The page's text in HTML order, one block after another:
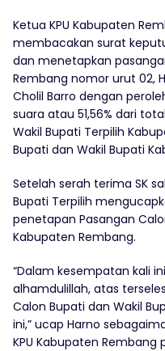
Ketua KPU Kabupaten
membacakan surat
dan menetapkan
Rembang nomor urut 02,
Cholil Barro dengan
suara atau 51,56% dari
Wakil Bupati Terpilih
Bupati dan Wakil Bupati
Setelah serah terima SK
Bupati Terpilih
penetapan Pasangan
Kabupaten Rembang.
“Dalam kesempatan kali
alhamdulillah, atas
Calon Bupati dan Wakil
ini,” ucap Harno
KPU Kabupaten Rembang